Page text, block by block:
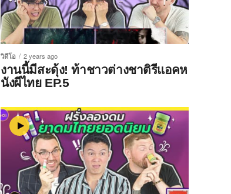
วิดีโอ 2 years ago
งานนี้มีสะดุ้ง! ท้าชาวต่างชาติรีแอคห
นังผีไทย EP.5